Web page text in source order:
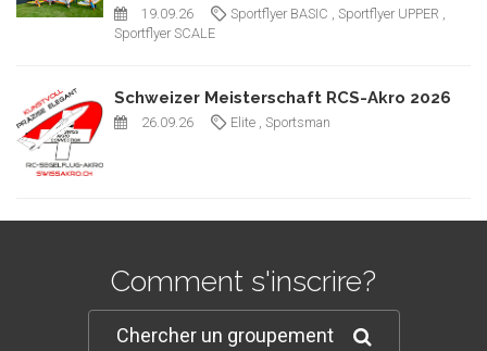
19.09.26 Sportflyer BASIC , Sportflyer UPPER ,
Sportflyer SCALE
Schweizer Meisterschaft RCS-Akro 2026
26.09.26 Elite , Sportsman
Comment s'inscrire?
Chercher un groupement